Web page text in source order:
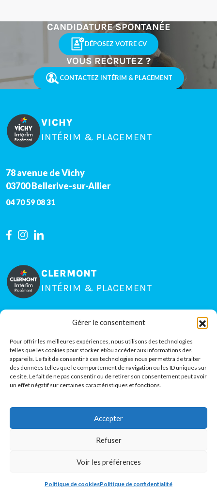
Gérer le consentement
Pour offrir les meilleures expériences, nous utilisons des technologies
telles que les cookies pour stocker et/ou accéder aux informations des
appareils. Le fait de consentir à ces technologies nous permettra de traiter
des données telles que le comportement de navigation ou les ID uniques sur
ce site. Le fait de ne pas consentir ou de retirer son consentement peut avoir
un effet négatif sur certaines caractéristiques et fonctions.
Accepter
Refuser
Voir les préférences
Politique de cookiesPolitique de confidentialité
CANDIDATURE SPONTANÉE
DÉPOSEZ VOTRE CV
VOUS RECRUTEZ ?
CONTACTEZ INTÉRIM & PLACEMENT
VICHY
INTÉRIM & PLACEMENT
78 avenue de Vichy
03700Bellerive-sur-Allier
04 70 59 08 31
CLERMONT
INTÉRIM & PLACEMENT
15 rue Jean Claret, Zone La Pardieu
Clermont-Ferrand
04 73 35 80 51
Politique de cookies (UE)